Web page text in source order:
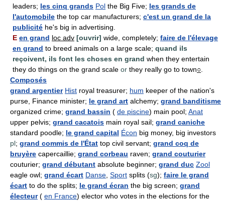
leaders; les cinq grands Pol the Big Five; les grands de
l'automobile the top car manufacturers; c'est un grand de la
publicité he's big in advertising.
E en grand loc adv [ouvrir] wide, completely; faire de l'élevage
en grand to breed animals on a large scale; quand ils
reçoivent, ils font les choses en grand when they entertain
they do things on the grand scale or they really go to town○
Composés
grand argentier Hist royal treasurer; hum keeper of the nation's
purse, Finance minister; le grand art alchemy; grand banditisme
organized crime; grand bassin ( de piscine) main pool; Anat
upper pelvis; grand cacatois main royal sail; grand caniche
standard poodle; le grand capital Écon big money, big investors
pl; grand commis de l'État top civil servant; grand coq de
bruyère capercaillie; grand corbeau raven; grand couturier
couturier; grand débutant absolute beginner; grand duc Zool
eagle owl; grand écart Danse Sport splits (sg); faire le grand
écart to do the splits; le grand écran the big screen; grand
électeur( en France) elector who votes in the elections for the